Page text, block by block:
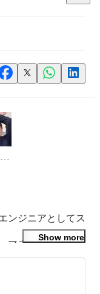
インフラ・クラウドエンジニア
ンジニアとしてス
マネジメント、経
ています。
Show more